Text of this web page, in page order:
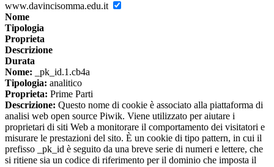
www.davincisomma.edu.it
Nome
Tipologia
Proprieta
Descrizione
Durata
Nome: _pk_id.1.cb4a
Tipologia: analitico
Proprieta: Prime Parti
Descrizione: Questo nome di cookie è associato alla piattaforma di
analisi web open source Piwik. Viene utilizzato per aiutare i
proprietari di siti Web a monitorare il comportamento dei visitatori e
misurare le prestazioni del sito. È un cookie di tipo pattern, in cui il
prefisso _pk_id è seguito da una breve serie di numeri e lettere, che
si ritiene sia un codice di riferimento per il dominio che imposta il